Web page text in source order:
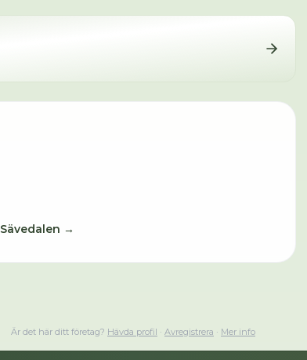
Sävedalen →
Är det här ditt företag? Hävda profil · Avregistrera · Mer info